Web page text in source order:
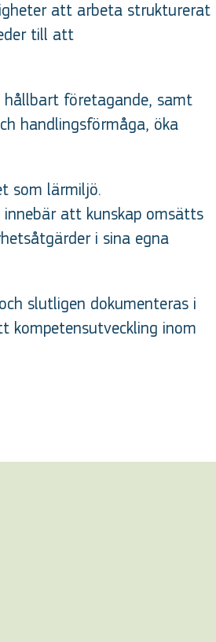
att arbeta strukturerat
till att
hållbart företagande, samt
handlingsförmåga, öka
som lärmiljö.
att kunskap omsätts
i sina egna
slutligen dokumenteras i
kompetensutveckling inom